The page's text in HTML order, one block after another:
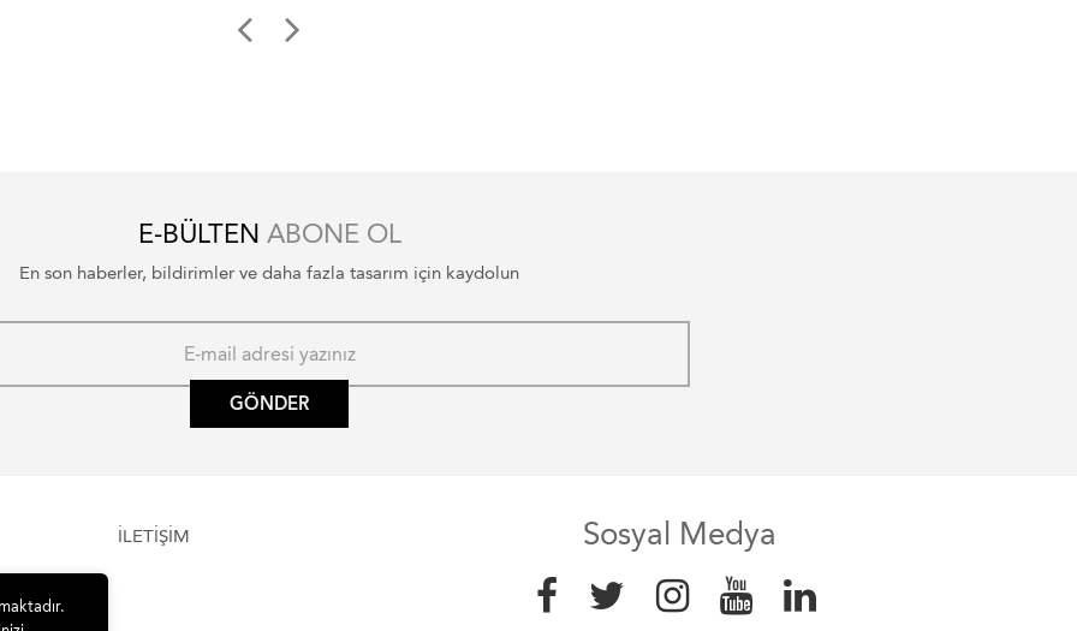
E-BÜLTEN ABONE OL
En son haberler, bildirimler ve daha fazla tasarım için kaydolun
GÖNDER
İLETİŞİM Sosyal Medya